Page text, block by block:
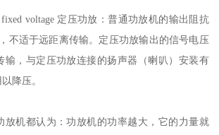
voltage 定压功放：普通功放机的输出阻抗
不适于远距离传输。定压功放输出的信号电压
输，与定压功放连接的扬声器（喇叭）安装有
降压。
放机都认为：功放机的功率越大，它的力量就